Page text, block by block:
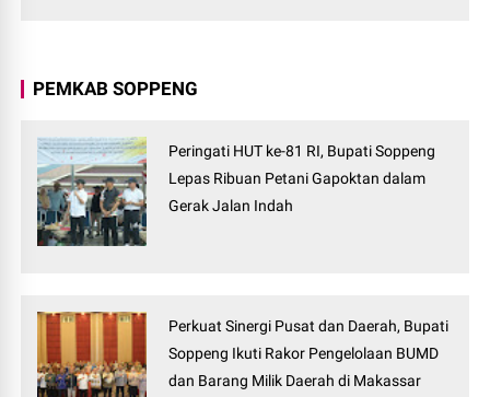
PEMKAB SOPPENG
Peringati HUT ke-81 RI, Bupati Soppeng
Lepas Ribuan Petani Gapoktan dalam
Gerak Jalan Indah
Perkuat Sinergi Pusat dan Daerah, Bupati
Soppeng Ikuti Rakor Pengelolaan BUMD
dan Barang Milik Daerah di Makassar